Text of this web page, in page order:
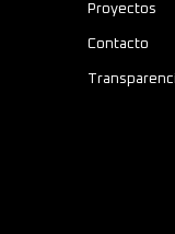
Proyectos
Contacto